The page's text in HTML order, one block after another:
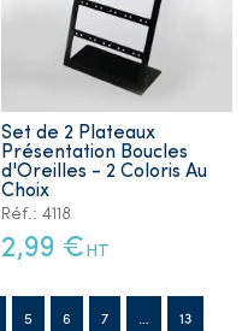
Set de 2 Plateaux
Présentation Boucles
d'Oreilles - 2 Coloris Au
Choix
Réf.: 4118
2,99 € HT
5 6 7 13